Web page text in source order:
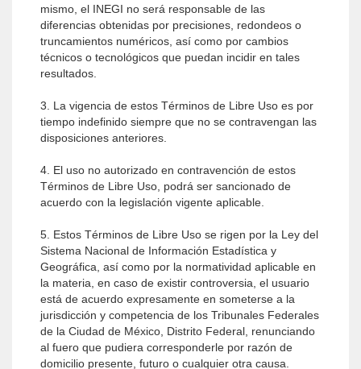
mismo, el INEGI no será responsable de las
diferencias obtenidas por precisiones, redondeos o
truncamientos numéricos, así como por cambios
técnicos o tecnológicos que puedan incidir en tales
resultados.
3. La vigencia de estos Términos de Libre Uso es por
tiempo indefinido siempre que no se contravengan las
disposiciones anteriores.
4. El uso no autorizado en contravención de estos
Términos de Libre Uso, podrá ser sancionado de
acuerdo con la legislación vigente aplicable.
5. Estos Términos de Libre Uso se rigen por la Ley del
Sistema Nacional de Información Estadística y
Geográfica, así como por la normatividad aplicable en
la materia, en caso de existir controversia, el usuario
está de acuerdo expresamente en someterse a la
jurisdicción y competencia de los Tribunales Federales
de la Ciudad de México, Distrito Federal, renunciando
al fuero que pudiera corresponderle por razón de
domicilio presente, futuro o cualquier otra causa.